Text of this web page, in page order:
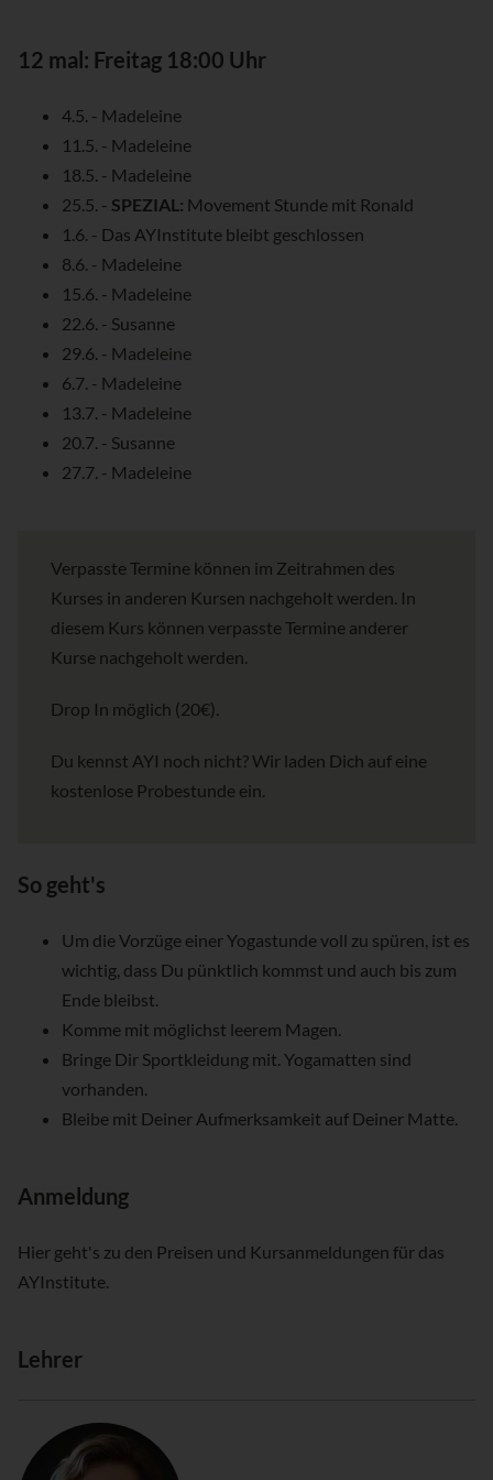
12 mal: Freitag 18:00 Uhr
4.5. - Madeleine
11.5. - Madeleine
18.5. - Madeleine
25.5. - SPEZIAL: Movement Stunde mit Ronald
1.6. - Das AYInstitute bleibt geschlossen
8.6. - Madeleine
15.6. - Madeleine
22.6. - Susanne
29.6. - Madeleine
6.7. - Madeleine
13.7. - Madeleine
20.7. - Susanne
27.7. - Madeleine
Verpasste Termine können im Zeitrahmen des
Kurses in anderen Kursen nachgeholt werden. In
diesem Kurs können verpasste Termine anderer
Kurse nachgeholt werden.
Drop In möglich (20€).
Du kennst AYI noch nicht? Wir laden Dich auf eine
kostenlose Probestunde ein.
So geht's
Um die Vorzüge einer Yogastunde voll zu spüren, ist es
wichtig, dass Du pünktlich kommst und auch bis zum
Ende bleibst.
Komme mit möglichst leerem Magen.
Bringe Dir Sportkleidung mit. Yogamatten sind
vorhanden.
Bleibe mit Deiner Aufmerksamkeit auf Deiner Matte.
Anmeldung
Hier geht's zu den Preisen und Kursanmeldungen für das
AYInstitute.
Lehrer